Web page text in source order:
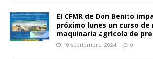
El CFMR de Don Benito
próximo lunes un curso de
maquinaria agrícola de
10 septiembre, 2024 0